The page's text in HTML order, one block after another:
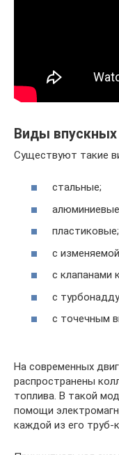
Виды впускных
Существуют такие
стальные;
пластиковые;
с
с клапанами
с
с точечным
На современных
распространены
топлива. В такой
помощи
каждой из его труб-